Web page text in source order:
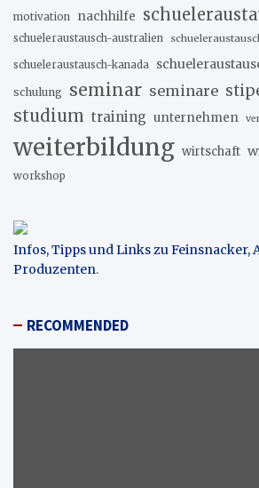
motivation nachhilfe
schueleraustausch-australien
schueleraustausch-kanada
schulung seminar seminare
studium training unternehmen
weiterbildung wirtschaft
workshop
Infos, Tipps und Links zu Feinsnacker,
Produzenten.
RECOMMENDED